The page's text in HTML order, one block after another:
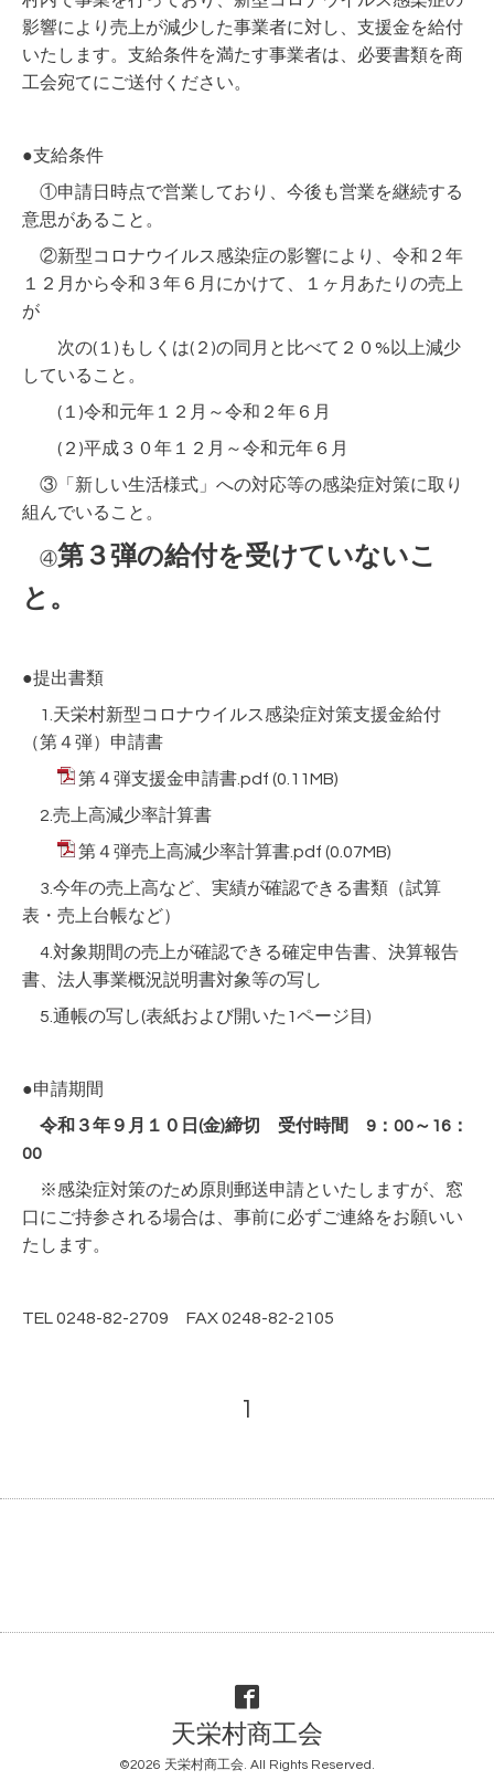
影響により売上が減少した事業者に対し、支援金を給付
いたします。支給条件を満たす事業者は、必要書類を商
工会宛てにご送付ください。
●支給条件
①申請日時点で営業しており、今後も営業を継続する
意思があること。
②新型コロナウイルス感染症の影響により、令和２年
１２月から令和３年６月にかけて、１ヶ月あたりの売上
が
次の(１)もしくは(２)の同月と比べて２０%以上減少
していること。
(１)令和元年１２月～令和２年６月
(２)平成３０年１２月～令和元年６月
③ 「新しい生活様式」への対応等の感染症対策に取り
組んでいること。
④第３弾の給付を受けていないこ
と。
●提出書類
1.天栄村新型コロナウイルス感染症対策支援金給付
（第４弾）申請書
第４弾支援金申請書.pdf (0.11MB)
2.売上高減少率計算書
第４弾売上高減少率計算書.pdf (0.07MB)
3.今年の売上高など、実績が確認できる書類（試算
表・売上台帳など）
4.対象期間の売上が確認できる確定申告書、決算報告
書、法人事業概況説明書対象等の写し
5.通帳の写し(表紙および開いた1ページ目)
●申請期間
令和３年９月１０日(金)締切 受付時間 9：00～16：
00
※感染症対策のため原則郵送申請といたしますが、窓
口にご持参される場合は、事前に必ずご連絡をお願いい
たします。
TEL 0248-82-2709 FAX 0248-82-2105
1
天栄村商工会
©2026 天栄村商工会. All Rights Reserved.